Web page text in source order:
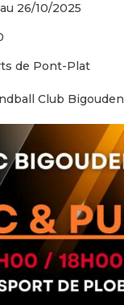
26/10/2025
de Pont-Plat
Club Bigouden